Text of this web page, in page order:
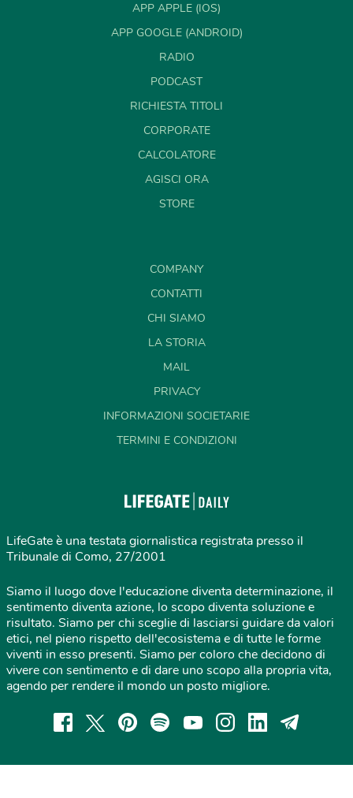
APP APPLE (IOS)
APP GOOGLE (ANDROID)
RADIO
PODCAST
RICHIESTA TITOLI
CORPORATE
CALCOLATORE
AGISCI ORA
STORE
COMPANY
CONTATTI
CHI SIAMO
LA STORIA
MAIL
PRIVACY
INFORMAZIONI SOCIETARIE
TERMINI E CONDIZIONI
LifeGate è una testata giornalistica registrata presso il
Tribunale di Como, 27/2001
Siamo il luogo dove l'educazione diventa determinazione, il
sentimento diventa azione, lo scopo diventa soluzione e
risultato. Siamo per chi sceglie di lasciarsi guidare da valori
etici, nel pieno rispetto dell'ecosistema e di tutte le forme
viventi in esso presenti. Siamo per coloro che decidono di
vivere con sentimento e di dare uno scopo alla propria vita,
agendo per rendere il mondo un posto migliore.